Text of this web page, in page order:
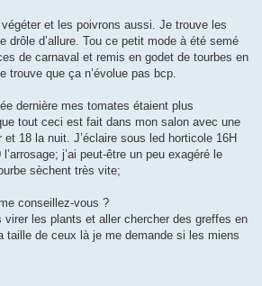
et les poivrons aussi. Je trouve les
drôle d’allure. Tou ce petit mode à été semé
de carnaval et remis en godet de tourbes en
trouve que ça n’évolue pas bcp.
dernière mes tomates étaient plus
tout ceci est fait dans mon salon avec une
18 la nuit. J’éclaire sous led horticole 16H
j’ai peut-être un peu exagéré le
sèchent très vite;
conseillez-vous ?
les plants et aller chercher des greffes en
taille de ceux là je me demande si les miens